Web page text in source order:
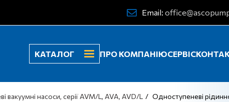
Email:
КАТАЛОГ ПРО КОМПАНІЮСЕРВІС
вакуумні насоси, серії AVM/L, AVA, AVD/L Одноступеневі